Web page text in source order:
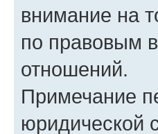
внимание на
по правовым
отношений.
Примечание
юридической